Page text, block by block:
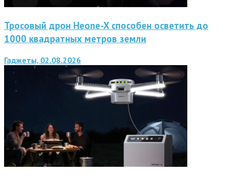
Тросовый дрон Heone-X способен осветить до
1000 квадратных метров земли
Гаджеты, 02.08.2026